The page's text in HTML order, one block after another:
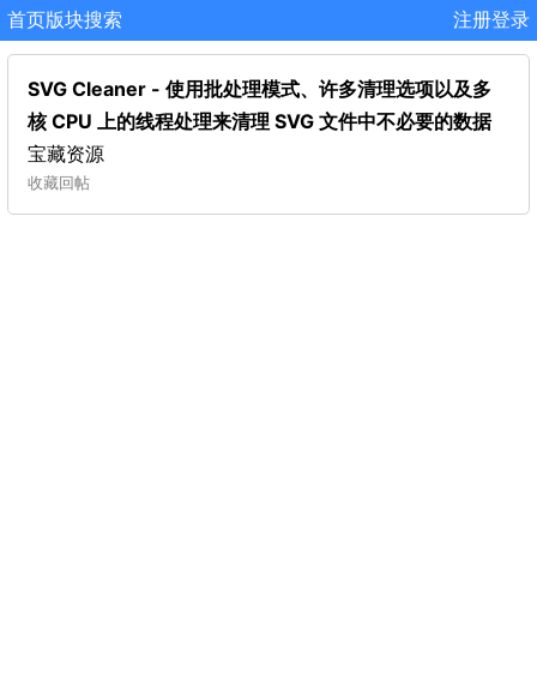
首页版块搜索 注册登录
SVG Cleaner - 使用批处理模式、许多清理选项以及多
核 CPU 上的线程处理来清理 SVG 文件中不必要的数据
宝藏资源
收藏回帖